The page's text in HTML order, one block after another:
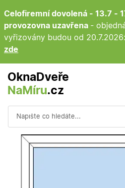
Celofiremní dovolená - 13.7 -
provozovna uzavřena -
vyřizovány budou od 20.7.2026:
zde
OknaDveře
NaMíru.cz
Vyhledávání